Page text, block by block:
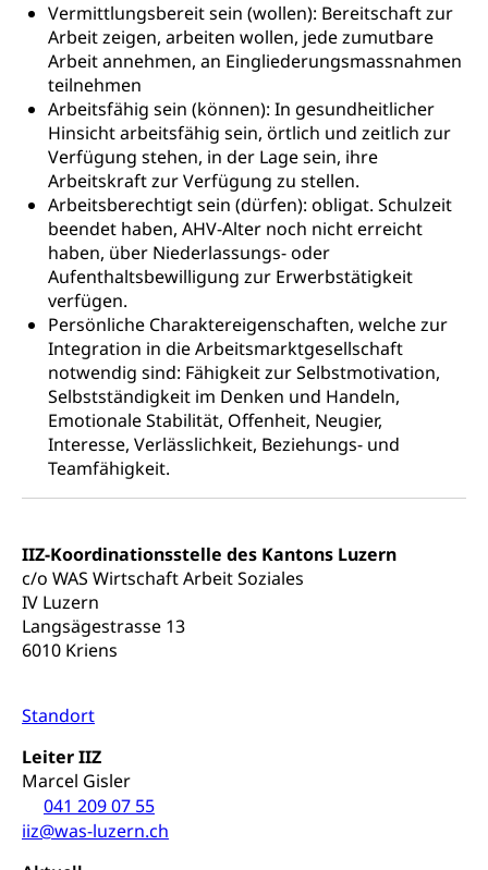
Vermittlungsbereit sein (wollen): Bereitschaft zur
Arbeit zeigen, arbeiten wollen, jede zumutbare
Arbeit annehmen, an Eingliederungsmassnahmen
teilnehmen
Arbeitsfähig sein (können): In gesundheitlicher
Hinsicht arbeitsfähig sein, örtlich und zeitlich zur
Verfügung stehen, in der Lage sein, ihre
Arbeitskraft zur Verfügung zu stellen.
Arbeitsberechtigt sein (dürfen): obligat. Schulzeit
beendet haben, AHV-Alter noch nicht erreicht
haben, über Niederlassungs- oder
Aufenthaltsbewilligung zur Erwerbstätigkeit
verfügen.
Persönliche Charaktereigenschaften, welche zur
Integration in die Arbeitsmarktgesellschaft
notwendig sind: Fähigkeit zur Selbstmotivation,
Selbstständigkeit im Denken und Handeln,
Emotionale Stabilität, Offenheit, Neugier,
Interesse, Verlässlichkeit, Beziehungs- und
Teamfähigkeit.
IIZ-Koordinationsstelle des Kantons Luzern
c/o WAS Wirtschaft Arbeit Soziales
IV Luzern
Langsägestrasse 13
6010 Kriens
Standort
Leiter IIZ
Marcel Gisler
041 209 07 55
iiz@was-luzern.ch
Darmkrebsvorsorge
Kantonales Tabakpräventionsprogramm
Gesundheitsförderung
Prävention (Polizei)
Suchtprävention
Gesundheitsversorgung
Soziale Sicherheit
Sozialversicherungen, Sozialpolitik,
Arbeitslosenversicherung,
Mutterschaftsversicherung, Krankenversicherung,
Unfallversicherung, Invalidenversicherung,
Sozialhilfe
Kranken- und Unfallversicherung
(gruezi.lu.ch)
Krankenversicherung (WAS Luzern)
Existenzsicherung - Sozialhilfe
Soziales und Gesellschaft (Dienststelle)
Opferhilfe
Arbeitslosenversicherung (WAS Luzern)
Invalidenversicherung (WAS Luzern)
Sucht und Drogen
Drogenabhängigkeit, Drogensucht,
Medikamentenabhängigkeit,
Arzneimittelabhängigkeit, Suchtkrankheit,
Drogenabhängige, Drogensüchtige,
Betäubungsmittel, Suchtmittel, Psychopharmaka
Fachstelle Sucht Region Luzern
Drogen (Polizei)
Sucht
Gesundheitsversorgung
Gesundheitsversorgung, Spital, Pflegeinitiative,
Ambulant vor stationär, AVOS, Patientendossier
Gesundheitsversorgung
AHV / IV
Pensionskasse, erste Säule, zweite Säule, dritte
Säule, Hilflosenentschädigung,
Ergänzungsleistungen, Altersvorsorge,
Todesfallversicherung
Hilfslosenentschädigung (WAS Luzern)
Ergänzungsleistungen (EL) (WAS Luzern)
AHV-Altersrente (WAS Luzern)
Behinderung
geistige Behinderung, psychische Behinderung,
Menschen mit Behinderungen
Kultur und Medien